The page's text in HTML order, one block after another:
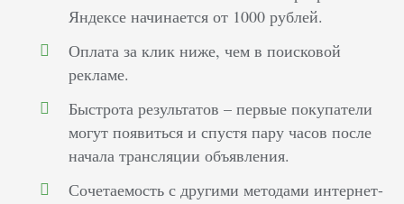
Яндексе начинается от 1000 рублей.
Оплата за клик ниже, чем в поисковой
рекламе.
Быстрота результатов – первые покупатели
могут появиться и спустя пару часов после
начала трансляции объявления.
Сочетаемость с другими методами интернет-